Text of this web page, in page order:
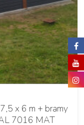
x 6 m + bramy
7016 MAT